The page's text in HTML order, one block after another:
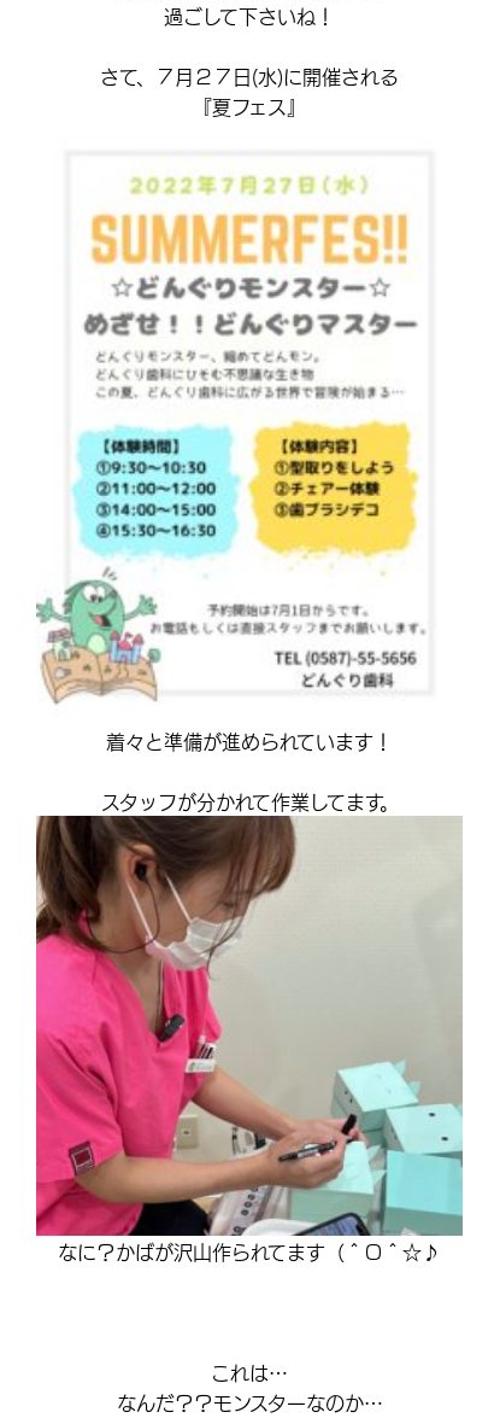
過ごして下さいね！
さて、７月２７日(水)に開催される
『夏フェス』
着々と準備が進められています！
スタッフが分かれて作業してます。
なに？かばが沢山作られてます（＾Ｏ＾☆♪
これは…
なんだ？？モンスターなのか…